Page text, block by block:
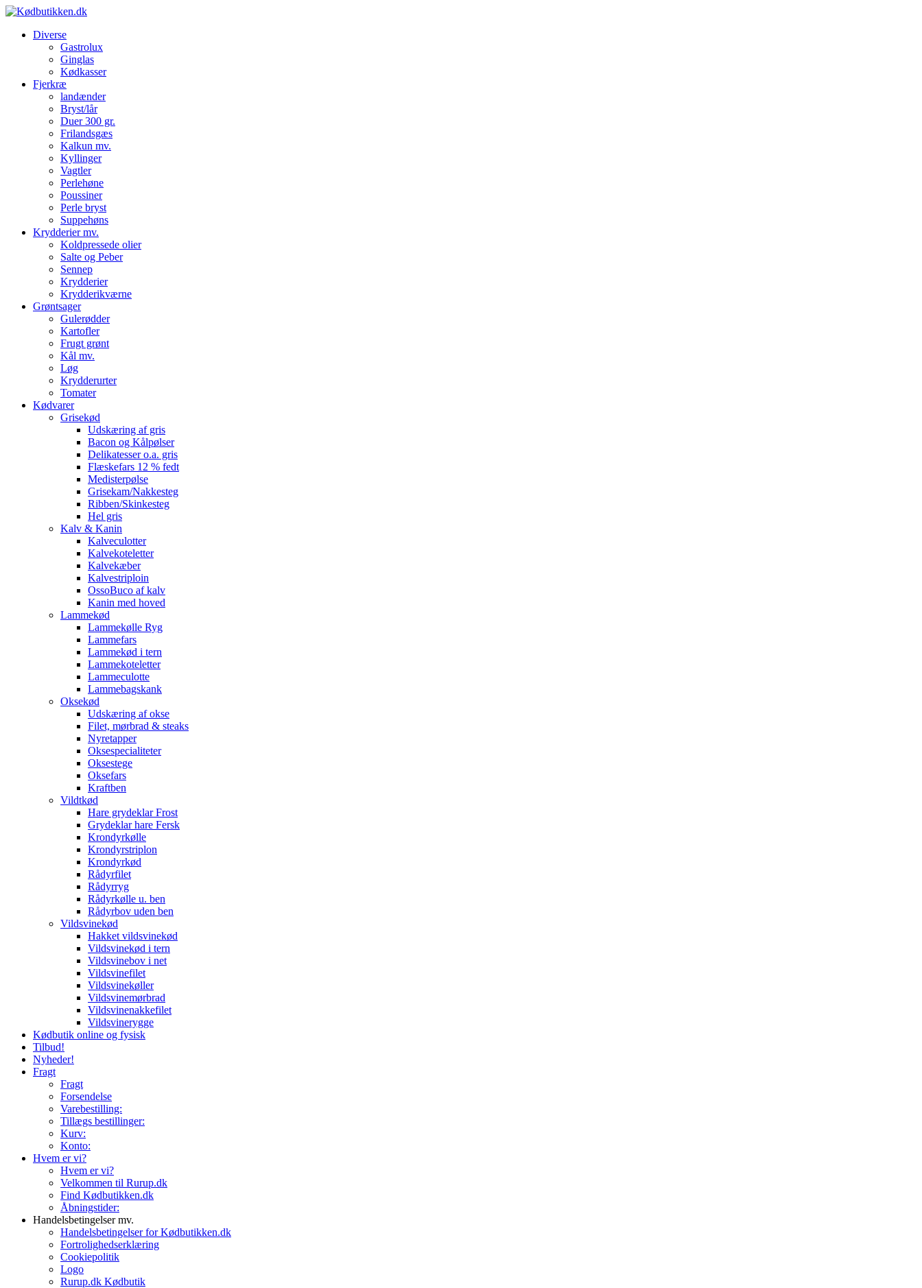
Diverse
Gastrolux
Ginglas
Kødkasser
Fjerkræ
landænder
Bryst/lår
Duer 300 gr.
Frilandsgæs
Kalkun mv.
Kyllinger
Vagtler
Perlehøne
Poussiner
Perle bryst
Suppehøns
Krydderier mv.
Koldpressede olier
Salte og Peber
Sennep
Krydderier
Krydderikværne
Grøntsager
Gulerødder
Kartofler
Frugt grønt
Kål mv.
Løg
Krydderurter
Tomater
Kødvarer
Grisekød
Udskæring af gris
Bacon og Kålpølser
Delikatesser o.a. gris
Flæskefars 12 % fedt
Medisterpølse
Grisekam/Nakkesteg
Ribben/Skinkesteg
Hel gris
Kalv & Kanin
Kalveculotter
Kalvekoteletter
Kalvekæber
Kalvestriploin
OssoBuco af kalv
Kanin med hoved
Lammekød
Lammekølle Ryg
Lammefars
Lammekød i tern
Lammekoteletter
Lammeculotte
Lammebagskank
Oksekød
Udskæring af okse
Filet, mørbrad & steaks
Nyretapper
Oksespecialiteter
Oksestege
Oksefars
Kraftben
Vildtkød
Hare grydeklar Frost
Grydeklar hare Fersk
Krondyrkølle
Krondyrstriplon
Krondyrkød
Rådyrfilet
Rådyrryg
Rådyrkølle u. ben
Rådyrbov uden ben
Vildsvinekød
Hakket vildsvinekød
Vildsvinekød i tern
Vildsvinebov i net
Vildsvinefilet
Vildsvinekøller
Vildsvinemørbrad
Vildsvinenakkefilet
Vildsvinerygge
Kødbutik online og fysisk
Tilbud!
Nyheder!
Fragt
Fragt
Forsendelse
Varebestilling:
Tillægs bestillinger:
Kurv:
Konto:
Hvem er vi?
Hvem er vi?
Velkommen til Rurup.dk
Find Kødbutikken.dk
Åbningstider:
Handelsbetingelser mv.
Handelsbetingelser for Kødbutikken.dk
Fortrolighedserklæring
Cookiepolitik
Logo
Rurup.dk Kødbutik